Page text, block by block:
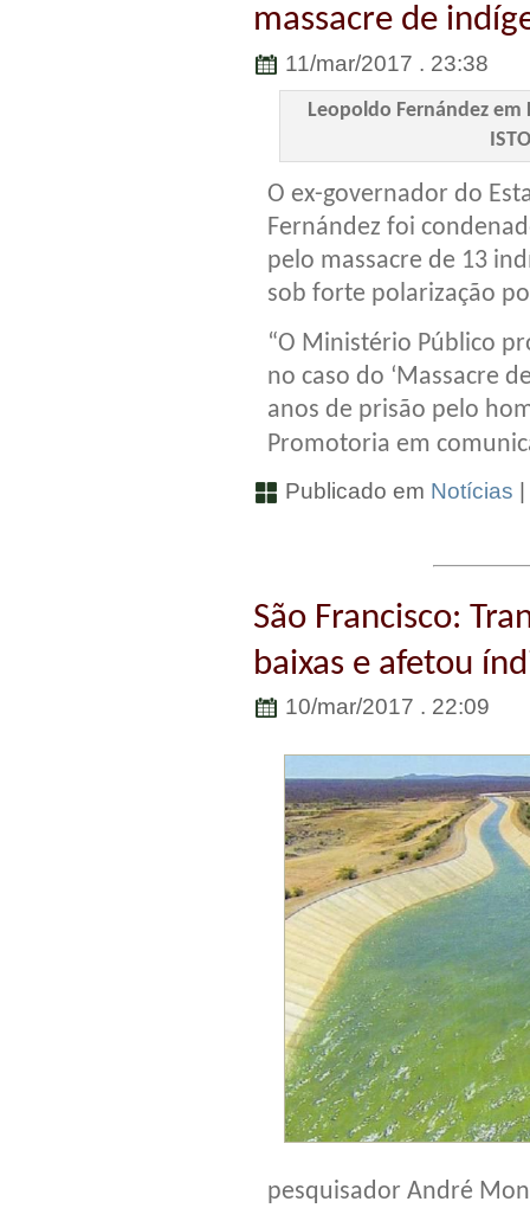
massacre de
11/mar/2017 . 23:38
Leopoldo Fernández em
O ex-governador do
Fernández foi
pelo massacre de 13
sob forte polarização
“O Ministério Público
no caso do ‘Massacre
anos de prisão pelo
Promotoria em
Publicado em Notícias |
São Francisco:
baixas e afetou
10/mar/2017 . 22:09
pesquisador André